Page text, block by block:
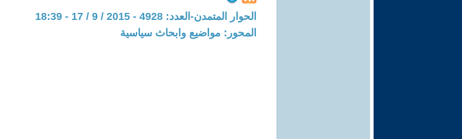
الحوار المتمدن-العدد: 4928 - 2015 / 9 / 17 - 18:39
المحور: مواضيع وابحاث سياسية